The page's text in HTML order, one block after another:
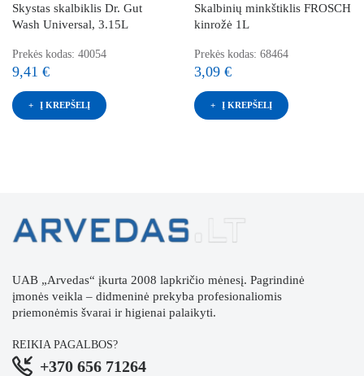
Skystas skalbiklis Dr. Gut
Wash Universal, 3.15L
Prekės kodas: 40054
9,41 €
Į KREPŠELĮ
Skalbinių minkštiklis FROSCH
kinrožė 1L
Prekės kodas: 68464
3,09 €
Į KREPŠELĮ
UAB „Arvedas“ įkurta 2008 lapkričio mėnesį. Pagrindinė
įmonės veikla – didmeninė prekyba profesionaliomis
priemonėmis švarai ir higienai palaikyti.
REIKIA PAGALBOS?
+370 656 71264